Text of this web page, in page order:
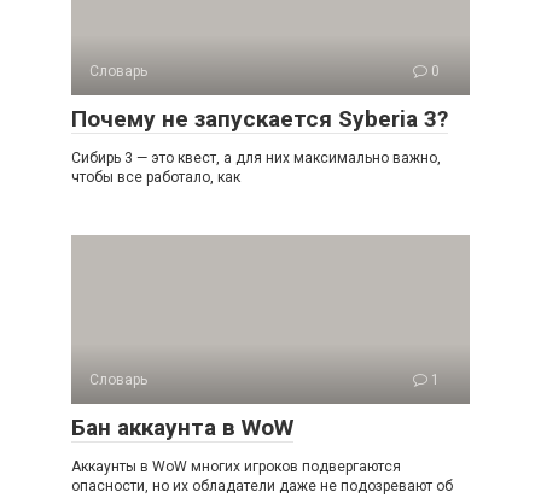
Словарь 0
Почему не запускается Syberia 3?
Сибирь 3 — это квест, а для них максимально важно,
чтобы все работало, как
Словарь 1
Бан аккаунта в WoW
Аккаунты в WoW многих игроков подвергаются
опасности, но их обладатели даже не подозревают об